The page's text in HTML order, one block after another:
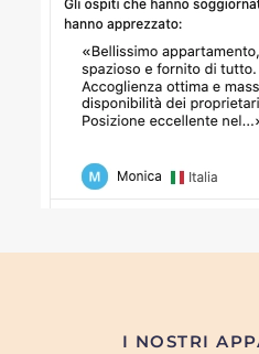
I NOSTRI